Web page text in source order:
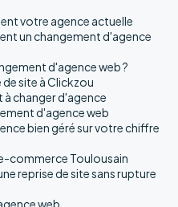
votre agence actuelle
un changement d'agence
d'agence web ?
site à Clickzou
à changer d'agence
d'agence web
bien géré sur votre chiffre
commerce Toulousain
reprise de site sans rupture
web